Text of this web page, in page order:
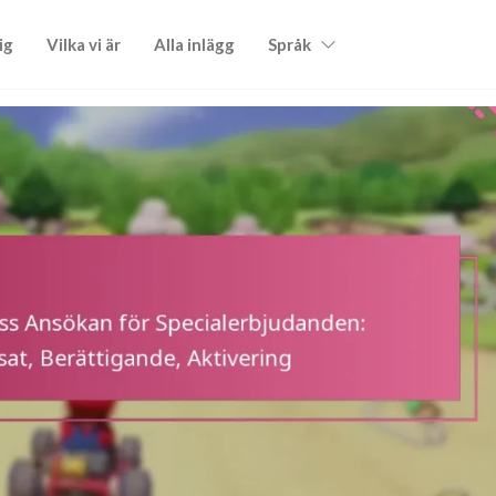
Vilka vi är Alla inlägg Språk